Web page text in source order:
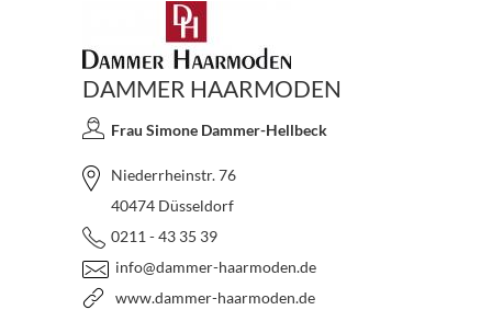
DAMMER HAARMODEN
Frau Simone Dammer-Hellbeck
Niederrheinstr. 76
40474 Düsseldorf
0211 - 43 35 39
info@dammer-haarmoden.de
www.dammer-haarmoden.de